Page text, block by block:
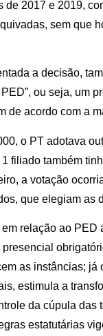
2017 e 2019,
sem que
a decisão,
ou seja, um
de acordo com a
o PT adotava
filiado também
a votação
que elegiam as
relação ao
as instâncias;
estimula a
da cúpula das
estatutárias